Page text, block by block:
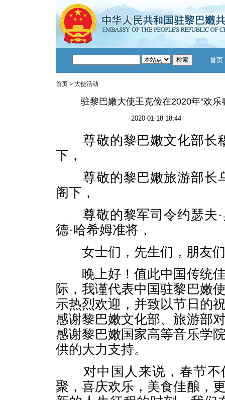
首页
首页 > 大使活动
驻黎巴嫩大使王克俭在2020年“欢乐
2020-01-18 18:44
尊敬的黎巴嫩文化部长
下，
尊敬的黎巴嫩旅游部长
阁下，
尊敬的黎军司令约瑟夫·
德·哈希姆准将，
女士们，先生们，朋友
晚上好！值此中国传统佳
际，我谨代表中国驻黎巴嫩
示热烈欢迎，并致以节日的
感谢黎巴嫩文化部、旅游部
感谢黎巴嫩国家高等音乐学
供的大力支持。
对中国人来说，春节不
聚，喜庆欢乐，美食佳酿，